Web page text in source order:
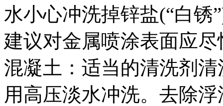
水小心冲洗掉锌盐(“白锈
建议对金属喷涂表面应
混凝土：适当的清洗剂
用高压淡水冲洗。去除